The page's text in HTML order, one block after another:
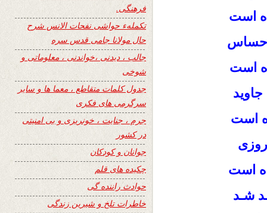
است
است
است
است
شـد
فرهنگی.
تکملهء حواشی نفحات الانس شرح
حال مولانا جامی قدس سره
جالب ، دیدنی ،خواندنی ، معلوماتی و
شوخی
جدول کلمات متقاطع ، معما ها و سایر
سرگرمی های فکری
جرم ، جنایت ، خونریزی و بی امنیتی
در کشور
جوانان و کودکان
چکیده های قلم
حوادث راننده گی
خاطرات تلخ و شیرین زندگی